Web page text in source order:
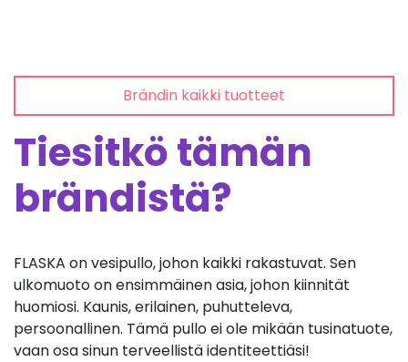
Brändin kaikki tuotteet
Tiesitkö tämän
brändistä?
FLASKA on vesipullo, johon kaikki rakastuvat. Sen
ulkomuoto on ensimmäinen asia, johon kiinnität
huomiosi. Kaunis, erilainen, puhutteleva,
persoonallinen. Tämä pullo ei ole mikään tusinatuote,
vaan osa sinun terveellistä identiteettiäsi!